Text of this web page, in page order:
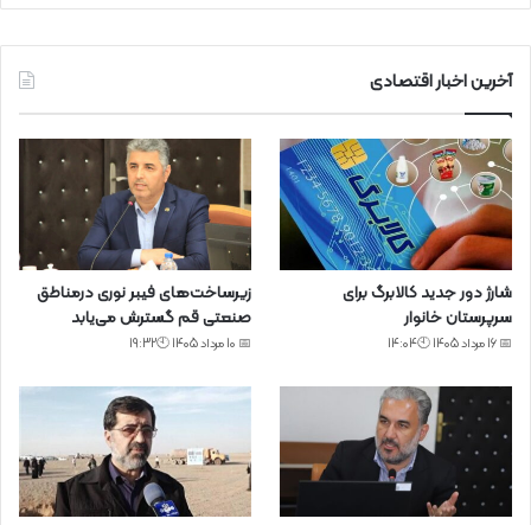
آخرین اخبار اقتصادی
شارژ دور جدید کالابرگ برای
سرپرستان خانوار
📅 16 مرداد 1405 🕙14:04
زیرساخت‌های فیبر نوری درمناطق
صنعتی قم گسترش می‌یابد
📅 10 مرداد 1405 🕙19:32